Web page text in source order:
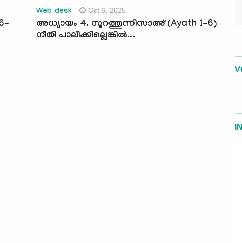
Web desk Oct 6, 2025
അധ്യായം 4. സൂറത്തുന്നിസാഅ് (Ayath 1-6)
നീതി പാലിക്കില്ലെങ്കിൽ...